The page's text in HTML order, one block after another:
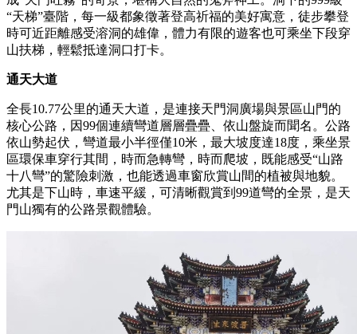
“天梯”臺階，每一級都象徵著登高祈福的美好寓意，徒步攀登
時可近距離感受溶洞的雄偉，體力有限的遊客也可乘坐下段穿
山扶梯，輕鬆抵達洞口打卡。
通天大道
全長10.77公里的通天大道，是連接天門洞廣場與景區山門的
核心公路，因99個連續彎道層層疊疊、依山盤旋而聞名。公路
依山勢起伏，彎道最小半徑僅10米，最大坡度達18度，乘坐景
區環保車穿行其間，時而急轉彎，時而爬坡，既能感受“山路
十八彎”的驚險刺激，也能透過車窗欣賞山間的植被與地貌。
尤其是下山時，車速平緩，可清晰觀賞到99道彎的全景，是天
門山獨有的公路景觀體驗。